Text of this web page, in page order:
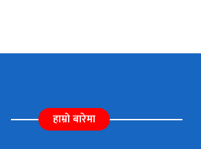
हाम्रो बारेमा